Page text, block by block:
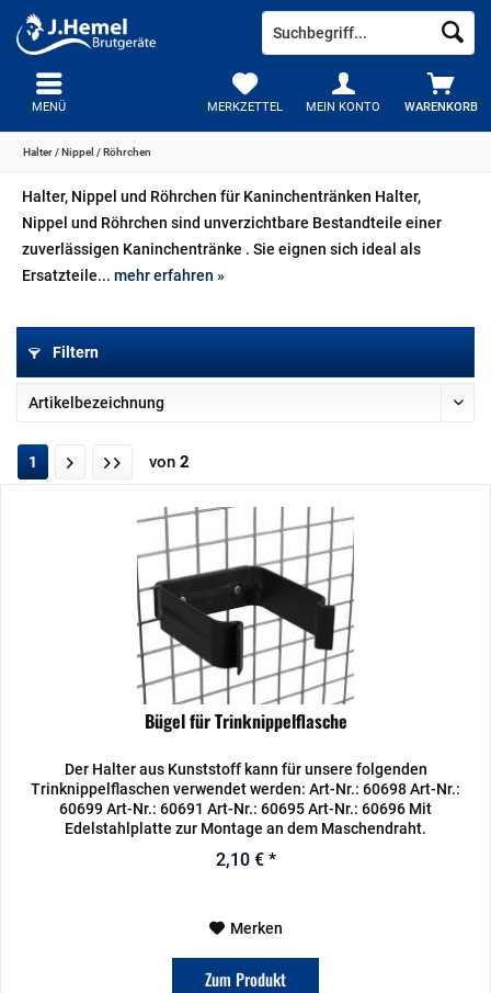
WARENKORB
MERKZETTEL MEIN KONTO
MENÜ
Halter / Nippel / Röhrchen
Halter, Nippel und Röhrchen für Kaninchentränken Halter,
Nippel und Röhrchen sind unverzichtbare Bestandteile einer
zuverlässigen Kaninchentränke . Sie eignen sich ideal als
Ersatzteile... mehr erfahren »
Filtern
1 von 2
Bügel für Trinknippelflasche
Der Halter aus Kunststoff kann für unsere folgenden
Trinknippelflaschen verwendet werden: Art-Nr.: 60698 Art-Nr.:
60699 Art-Nr.: 60691 Art-Nr.: 60695 Art-Nr.: 60696 Mit
Edelstahlplatte zur Montage an dem Maschendraht.
2,10 € *
Merken
Zum Produkt